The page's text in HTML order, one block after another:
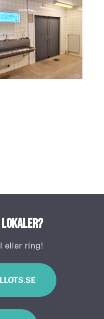
lokaler?
eller ring!